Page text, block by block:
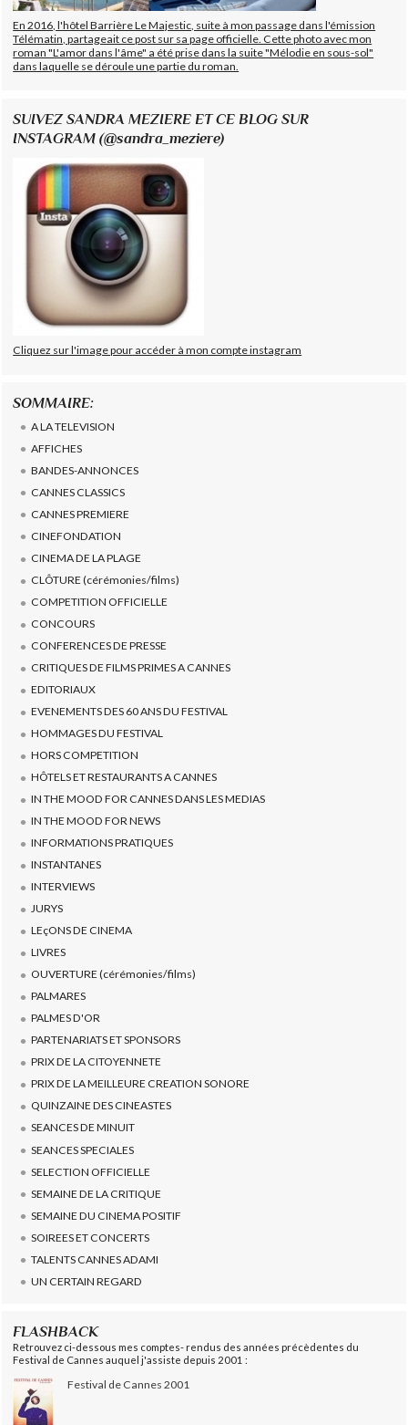
En 2016, l'hôtel Barrière Le Majestic, suite à mon passage dans l'émission
Télématin, partageait ce post sur sa page officielle. Cette photo avec mon
roman "L'amor dans l'âme" a été prise dans la suite "Mélodie en sous-sol"
dans laquelle se déroule une partie du roman.
SUIVEZ SANDRA MEZIERE ET CE BLOG SUR
INSTAGRAM (@sandra_meziere)
Cliquez sur l'image pour accéder à mon compte instagram
SOMMAIRE:
A LA TELEVISION
AFFICHES
BANDES-ANNONCES
CANNES CLASSICS
CANNES PREMIERE
CINEFONDATION
CINEMA DE LA PLAGE
CLÔTURE (cérémonies/films)
COMPETITION OFFICIELLE
CONCOURS
CONFERENCES DE PRESSE
CRITIQUES DE FILMS PRIMES A CANNES
EDITORIAUX
EVENEMENTS DES 60 ANS DU FESTIVAL
HOMMAGES DU FESTIVAL
HORS COMPETITION
HÔTELS ET RESTAURANTS A CANNES
IN THE MOOD FOR CANNES DANS LES MEDIAS
IN THE MOOD FOR NEWS
INFORMATIONS PRATIQUES
INSTANTANES
INTERVIEWS
JURYS
LEçONS DE CINEMA
LIVRES
OUVERTURE (cérémonies/films)
PALMARES
PALMES D'OR
PARTENARIATS ET SPONSORS
PRIX DE LA CITOYENNETE
PRIX DE LA MEILLEURE CREATION SONORE
QUINZAINE DES CINEASTES
SEANCES DE MINUIT
SEANCES SPECIALES
SELECTION OFFICIELLE
SEMAINE DE LA CRITIQUE
SEMAINE DU CINEMA POSITIF
SOIREES ET CONCERTS
TALENTS CANNES ADAMI
UN CERTAIN REGARD
FLASHBACK
Retrouvez ci-dessous mes comptes- rendus des années précèdentes du
Festival de Cannes auquel j'assiste depuis 2001 :
Festival de Cannes 2001